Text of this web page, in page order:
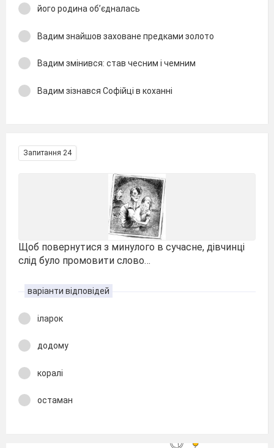
його родина об’єдналась
Вадим знайшов заховане предками золото
Вадим змінився: став чесним і чемним
Вадим зізнався Софійці в коханні
Запитання 24
Щоб повернутися з минулого в сучасне, дівчинці
слід було промовити слово…
варіанти відповідей
іларок
додому
коралі
остаман